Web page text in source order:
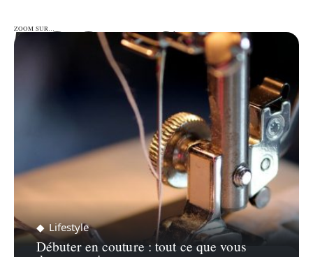
ZOOM SUR…
ZOOM SUR…
Lifestyle
Débuter en couture : tout ce que vous